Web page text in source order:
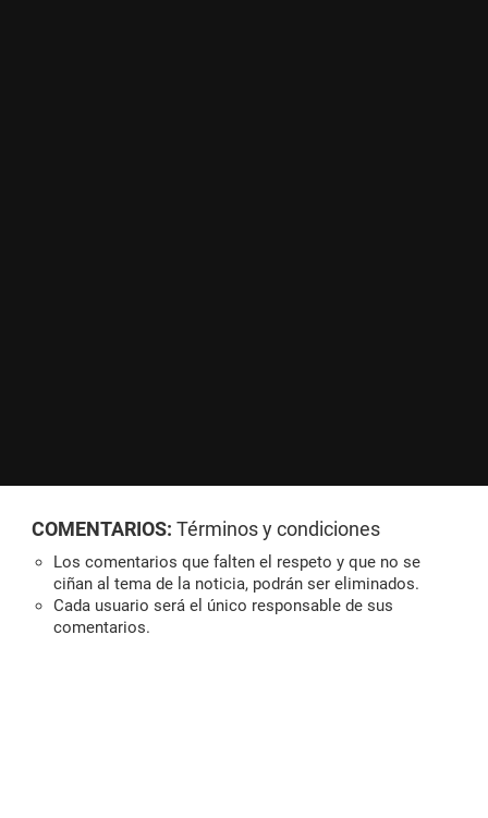
COMENTARIOS: Términos y condiciones
Los comentarios que falten el respeto y que no se
ciñan al tema de la noticia, podrán ser eliminados.
Cada usuario será el único responsable de sus
comentarios.